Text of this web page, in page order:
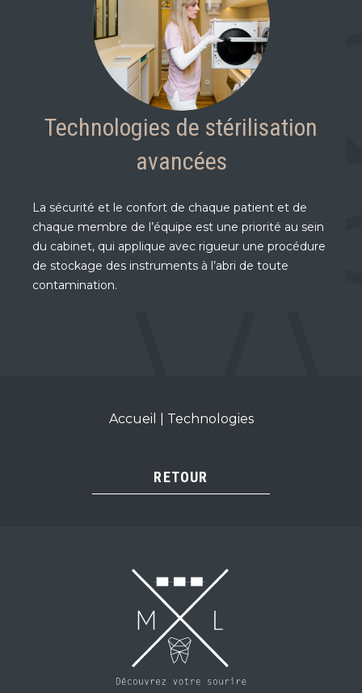
Technologies de stérilisation
avancées
La sécurité et le confort de chaque patient et de
chaque membre de l’équipe est une priorité au sein
du cabinet, qui applique avec rigueur une procédure
de stockage des instruments à l’abri de toute
contamination.
Accueil Technologies
RETOUR